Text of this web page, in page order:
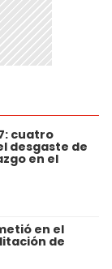
cuatro
desgaste de
en el
en el
de